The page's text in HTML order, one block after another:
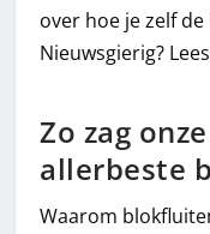
over hoe je zelf
Nieuwsgierig?
Zo zag
allerbeste
Waarom